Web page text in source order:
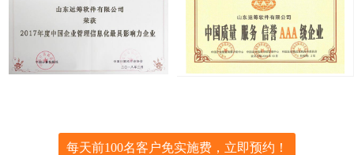
每天前100名客户免实施费，立即预约！